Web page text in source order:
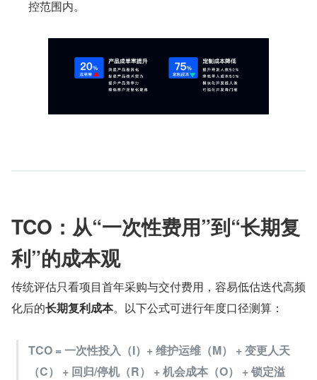
控范围内。
TCO：从“一次性费用”到“长期复
利”的成本观
传统评估只看项目首年采购与交付费用，容易低估迭代高频
化后的长期复利成本。以下公式可进行年度口径测算：
TCO = 一次性投入（I）+ 维护运维（M） + 变更人天
（C） + 回归/停机（R） + 机会成本（O） + 锁定溢